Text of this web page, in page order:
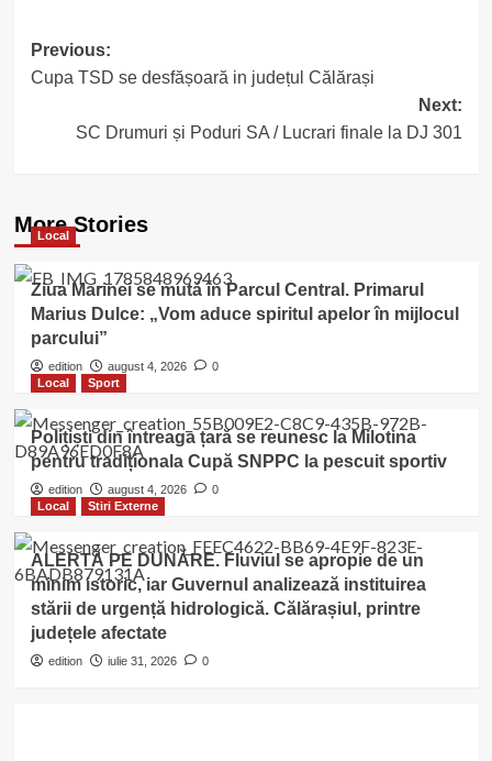
Post
navigation
Previous:
Cupa TSD se desfășoară in județul Călărași
Next:
SC Drumuri și Poduri SA / Lucrari finale la DJ 301
More Stories
Local
Ziua Marinei se mută în Parcul Central. Primarul
Marius Dulce: „Vom aduce spiritul apelor în mijlocul
parcului”
edition august 4, 2026
0
Local
Sport
Polițiști din întreaga țară se reunesc la Milotina
pentru tradiționala Cupă SNPPC la pescuit sportiv
edition august 4, 2026
0
Local
Stiri Externe
ALERTĂ PE DUNĂRE. Fluviul se apropie de un
minim istoric, iar Guvernul analizează instituirea
stării de urgență hidrologică. Călărașiul, printre
județele afectate
edition iulie 31, 2026 0